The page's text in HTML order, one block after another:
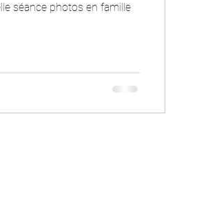
séance photos en famille